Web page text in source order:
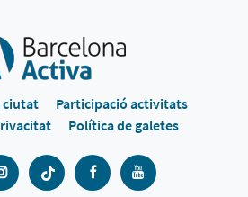
ciutat
Participació activitats
Política de galetes